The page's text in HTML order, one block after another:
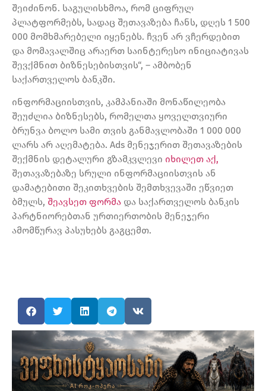
შეიძინონ. საგულისხმოა, რომ ციფრულ
პლატფორმებს, სადაც შეთავაზება ჩანს, დღეს 1 500
000 მომხმარებელი იყენებს. ჩვენ არ ვჩერდებით
და მომავალშიც არაერთ საინტერესო ინიციატივას
შევქმნით ბიზნესებისთვის“, – ამბობენ
საქართველოს ბანკში.
ინფორმაციისთვის, კამპანიაში მონაწილეობა
შეუძლია ბიზნესებს, რომელთა ყოველთვიური
ბრუნვა ბოლო სამი თვის განმავლობაში 1 000 000
ლარს არ აღემატება. Ads მენეჯერით შეთავაზების
შექმნის დეტალური გზამკვლევი იხილეთ აქ,
შეთავაზებაზე სრული ინფორმაციისთვის ან
დამატებითი შეკითხვების შემთხვევაში ეწვიეთ
ბმულს, შეავსეთ ფორმა და საქართველოს ბანკის
პარტნიორებთან ურთიერთობის მენეჯერი
ამომწურავ პასუხებს გაგცემთ.